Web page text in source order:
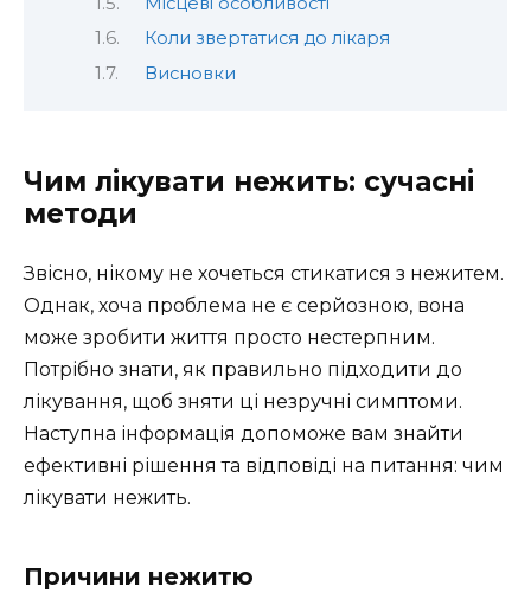
Коли звертатися до лікаря
Висновки
Чим лікувати нежить: сучасні
методи
Звісно, нікому не хочеться стикатися з нежитем.
Однак, хоча проблема не є серйозною, вона
може зробити життя просто нестерпним.
Потрібно знати, як правильно підходити до
лікування, щоб зняти ці незручні симптоми.
Наступна інформація допоможе вам знайти
ефективні рішення та відповіді на питання: чим
лікувати нежить.
Причини нежитю